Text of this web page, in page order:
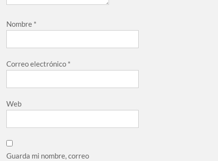
Nombre *
Correo electrónico *
Web
Guarda mi nombre, correo